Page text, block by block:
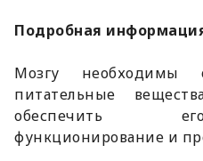
Подробная
Мозгу необходимы
питательные
обеспечить
функционирование и